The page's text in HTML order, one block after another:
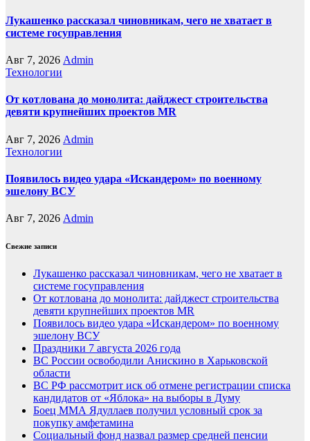
Лукашенко рассказал чиновникам, чего не хватает в
системе госуправления
Авг 7, 2026 Admin
Технологии
От котлована до монолита: дайджест строительства
девяти крупнейших проектов MR
Авг 7, 2026 Admin
Технологии
Появилось видео удара «Искандером» по военному
эшелону ВСУ
Авг 7, 2026 Admin
Свежие записи
Лукашенко рассказал чиновникам, чего не хватает в
системе госуправления
От котлована до монолита: дайджест строительства
девяти крупнейших проектов MR
Появилось видео удара «Искандером» по военному
эшелону ВСУ
Праздники 7 августа 2026 года
ВС России освободили Анискино в Харьковской
области
ВС РФ рассмотрит иск об отмене регистрации списка
кандидатов от «Яблока» на выборы в Думу
Боец ММА Ядуллаев получил условный срок за
покупку амфетамина
Социальный фонд назвал размер средней пенсии